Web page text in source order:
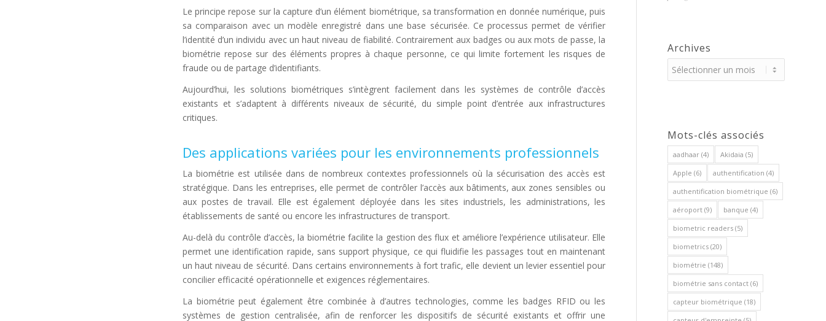
Le principe repose sur la capture d’un élément biométrique, sa transformation en donnée numérique, puis
sa comparaison avec un modèle enregistré dans une base sécurisée. Ce processus permet de vérifier
l’identité d’un individu avec un haut niveau de fiabilité. Contrairement aux badges ou aux mots de passe, la
biométrie repose sur des éléments propres à chaque personne, ce qui limite fortement les risques de
fraude ou de partage d’identifiants.
Aujourd’hui, les solutions biométriques s’intègrent facilement dans les systèmes de contrôle d’accès
existants et s’adaptent à différents niveaux de sécurité, du simple point d’entrée aux infrastructures
critiques.
Des applications variées pour les environnements professionnels
La biométrie est utilisée dans de nombreux contextes professionnels où la sécurisation des accès est
stratégique. Dans les entreprises, elle permet de contrôler l’accès aux bâtiments, aux zones sensibles ou
aux postes de travail. Elle est également déployée dans les sites industriels, les administrations, les
établissements de santé ou encore les infrastructures de transport.
Au-delà du contrôle d’accès, la biométrie facilite la gestion des flux et améliore l’expérience utilisateur. Elle
permet une identification rapide, sans support physique, ce qui fluidifie les passages tout en maintenant
un haut niveau de sécurité. Dans certains environnements à fort trafic, elle devient un levier essentiel pour
concilier efficacité opérationnelle et exigences réglementaires.
La biométrie peut également être combinée à d’autres technologies, comme les badges RFID ou les
systèmes de gestion centralisée, afin de renforcer les dispositifs de sécurité existants et offrir une
Archives
Mots-clés associés
aadhaar (4) Akidaia (5)
Apple (6) authentification (4)
authentification biométrique (6)
aéroport (9) banque (4)
biometric readers (5)
biometrics (20)
biométrie (148)
biométrie sans contact (6)
capteur biométrique (18)